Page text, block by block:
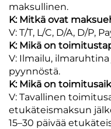
maksullinen.
K: Mitkä ovat
V: T/T, L/C, D/A, D/P,
K: Mikä on
V: Ilmailu,
pyynnöstä.
K: Mikä on
V: Tavallinen
etukäteismaksun
15–30 päivää